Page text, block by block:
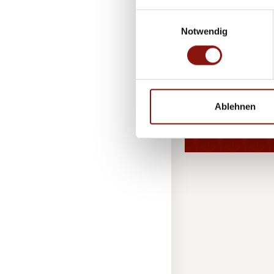
Notwendig
Ablehnen
das Ziel
Erfahren Sie hier
um